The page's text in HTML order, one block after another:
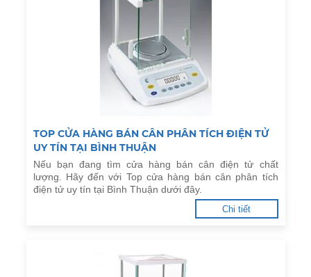
TOP CỬA HÀNG BÁN CÂN PHÂN TÍCH ĐIỆN TỬ
UY TÍN TẠI BÌNH THUẬN
Nếu bạn đang tìm cửa hàng bán cân điện tử chất
lượng. Hãy đến với Top cửa hàng bán cân phân tích
điện tử uy tín tại Bình Thuận dưới đây.
Chi tiết